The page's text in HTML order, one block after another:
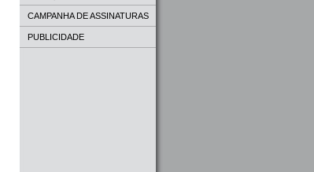
CAMPANHA DE ASSINATURAS
PUBLICIDADE